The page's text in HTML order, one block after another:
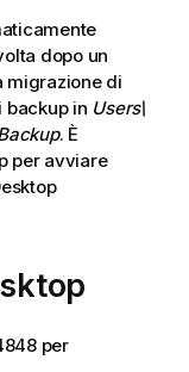
dopo un
migrazione di
backup in Users\
. È
per avviare
per